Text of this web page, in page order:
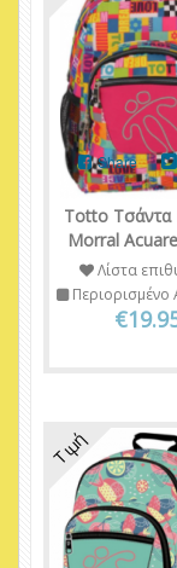
Totto Τσάντα
Morral
Share
Λίστα
Τιμή